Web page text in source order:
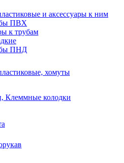
и аксессуары к ним
ПВХ
к трубам
ПНД
хомуты
Клеммные колодки